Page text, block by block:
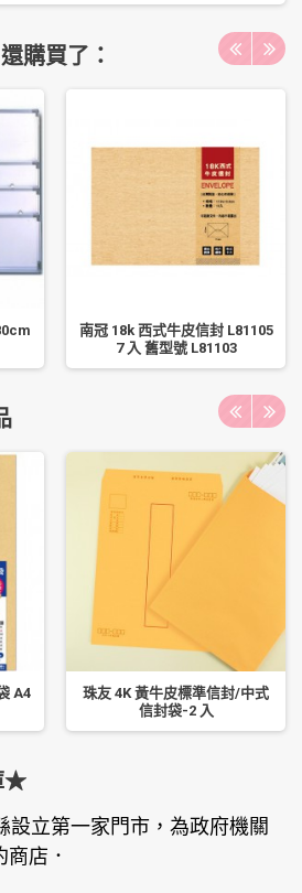
購買了：
南冠 18k 西式牛皮信封 L81105
7 入 舊型號 L81103
A4
珠友 4K 黃牛皮標準信封/中式
信封袋-2 入
★
設立第一家門市，為政府機關
店．